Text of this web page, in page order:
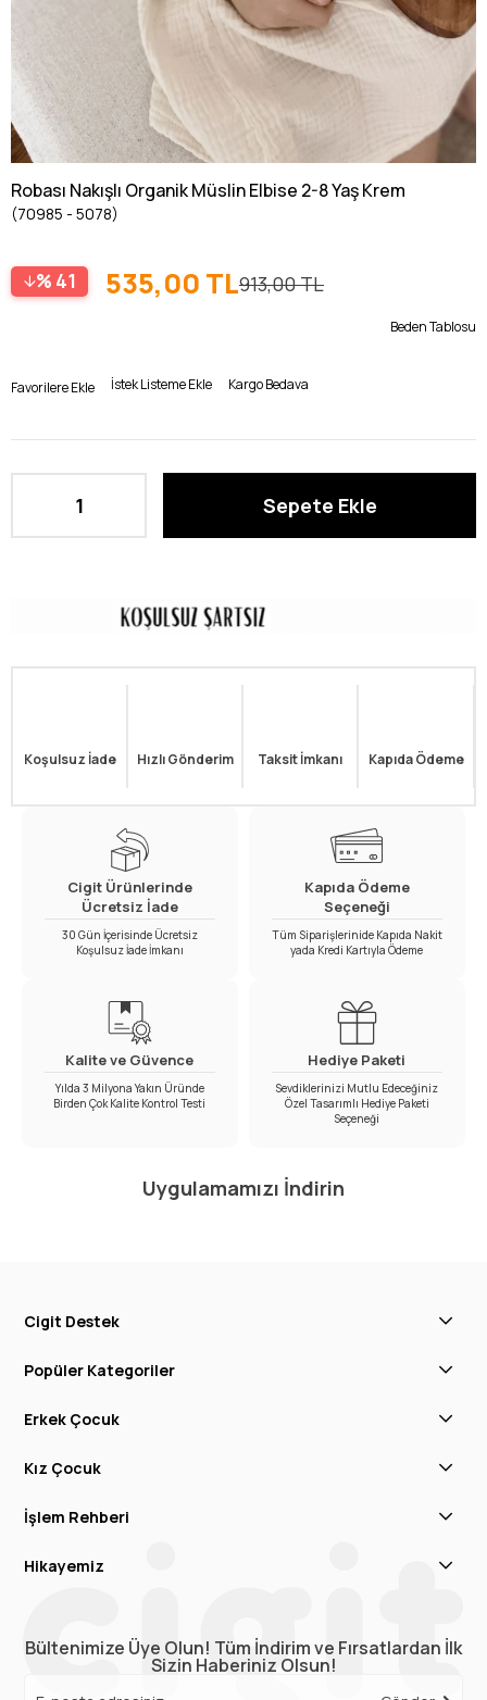
Robası Nakışlı Organik Müslin Elbise 2-8 Yaş Krem
(70985 - 5078)
41 913,00 TL
535,00 TL
Beden Tablosu
Favorilere Ekle İstek Listeme Ekle Kargo Bedava
Koşulsuz İade Hızlı Gönderim Taksit İmkanı Kapıda Ödeme
Cigit Ürünlerinde
Ücretsiz İade
30 Gün İçerisinde Ücretsiz
Koşulsuz İade İmkanı
Kapıda Ödeme
Seçeneği
Tüm Siparişlerinide Kapıda Nakit
yada Kredi Kartıyla Ödeme
Kalite ve Güvence
Yılda 3 Milyona Yakın Üründe
Birden Çok Kalite Kontrol Testi
Hediye Paketi
Sevdiklerinizi Mutlu Edeceğiniz
Özel Tasarımlı Hediye Paketi
Seçeneği
Uygulamamızı İndirin
Cigit Destek
Popüler Kategoriler
Erkek Çocuk
Kız Çocuk
İşlem Rehberi
Hikayemiz
Bültenimize Üye Olun! Tüm İndirim ve Fırsatlardan İlk
Sizin Haberiniz Olsun!